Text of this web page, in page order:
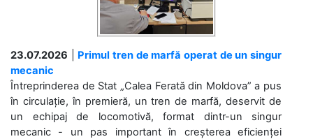
23.07.2026
Primul tren de marfă operat de un singur
mecanic
Întreprinderea de Stat „Calea Ferată din Moldova” a pus
în circulație, în premieră, un tren de marfă, deservit de
un echipaj de locomotivă, format dintr-un singur
mecanic - un pas important în creșterea eficienței